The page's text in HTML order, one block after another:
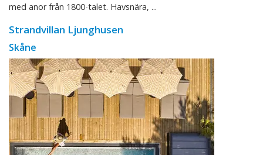
med anor från 1800-talet. Havsnära, ...
Strandvillan Ljunghusen
Skåne